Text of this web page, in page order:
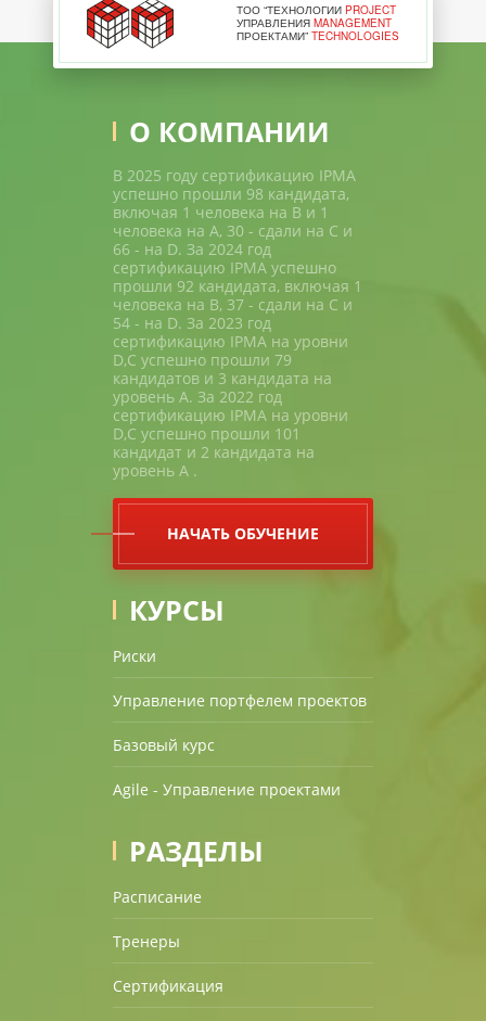
ТОО “ТЕХНОЛОГИИ PROJECT
УПРАВЛЕНИЯ MANAGEMENT
ПРОЕКТАМИ” TECHNOLOGIES
О КОМПАНИИ
В 2025 году сертификацию IPMA
успешно прошли 98 кандидата,
включая 1 человека на В и 1
человека на A, 30 - сдали на С и
66 - на D. За 2024 год
сертификацию IPMA успешно
прошли 92 кандидата, включая 1
человека на В, 37 - сдали на С и
54 - на D. За 2023 год
сертификацию IPMA на уровни
D,C успешно прошли 79
кандидатов и 3 кандидата на
уровень A. За 2022 год
сертификацию IPMA на уровни
D,C успешно прошли 101
кандидат и 2 кандидата на
уровень A .
НАЧАТЬ ОБУЧЕНИЕ
КУРСЫ
Риски
Управление портфелем проектов
Базовый курс
Agile - Управление проектами
РАЗДЕЛЫ
Расписание
Тренеры
Сертификация